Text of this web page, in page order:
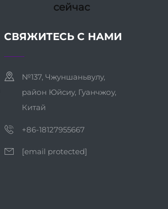
сейчас
СВЯЖИТЕСЬ С НАМИ
№137, Чжуншаньвулу,
район Юйсиу, Гуанчжоу,
Китай
+86-18127955667
[email protected]